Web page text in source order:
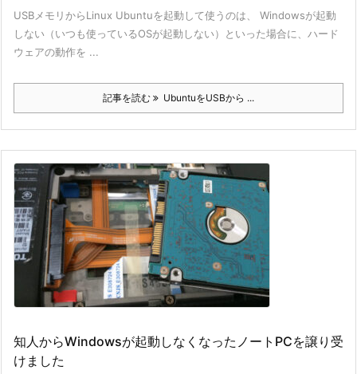
USBメモリからLinux Ubuntuを起動して使うのは、 Windowsが起動
しない（いつも使っているOSが起動しない）といった場合に、ハード
ウェアの動作を ...
記事を読む UbuntuをUSBから ...
知人からWindowsが起動しなくなったノートPCを譲り受
けました